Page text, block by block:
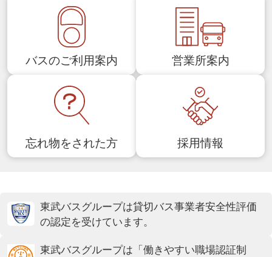
バスのご利用案内 営業所案内
忘れ物をされた方 採用情報
東武バスグループは貸切バス事業者安全性評価
の認定を受けています。
東武バスグループは「働きやすい職場認証制